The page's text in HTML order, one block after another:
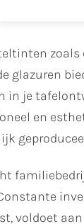
zoals
glazuren
je
en
voldoet